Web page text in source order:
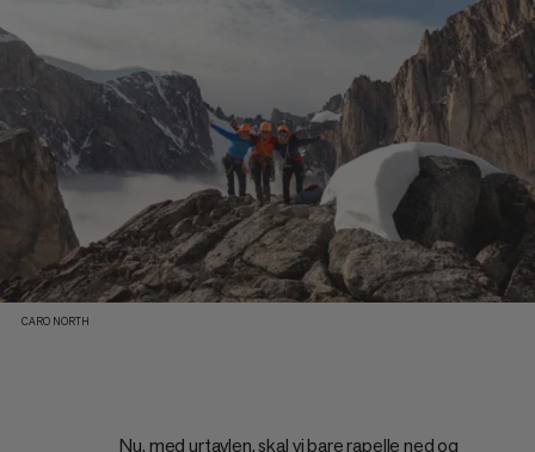
CARO NORTH
Nu, med urtavlen, skal vi bare rapelle ned og